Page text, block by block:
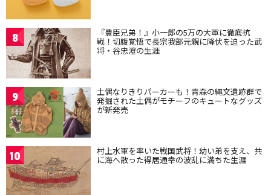
8 『豊臣兄弟！』小一郎の5万の大軍に徹底抗
戦！切腹覚悟で長宗我部元親に降伏を迫った武
将・谷忠澄の生涯
9 土偶なりきりパーカーも！青森の縄文遺跡群で
発掘された土偶がモチーフのキュートなグッズ
が新発売
10 村上水軍を率いた戦国武将！幼い弟を支え、共
に海へ散った得居通幸の波乱に満ちた生涯